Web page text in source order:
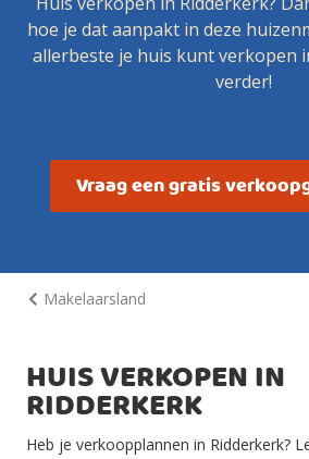
hoe je dat aanpakt in deze
allerbeste je huis kunt verkopen
verder!
Vraag een gratis
Makelaarsland
HUIS VERKOPEN IN
RIDDERKERK
Heb je verkoopplannen in Ridderkerk?